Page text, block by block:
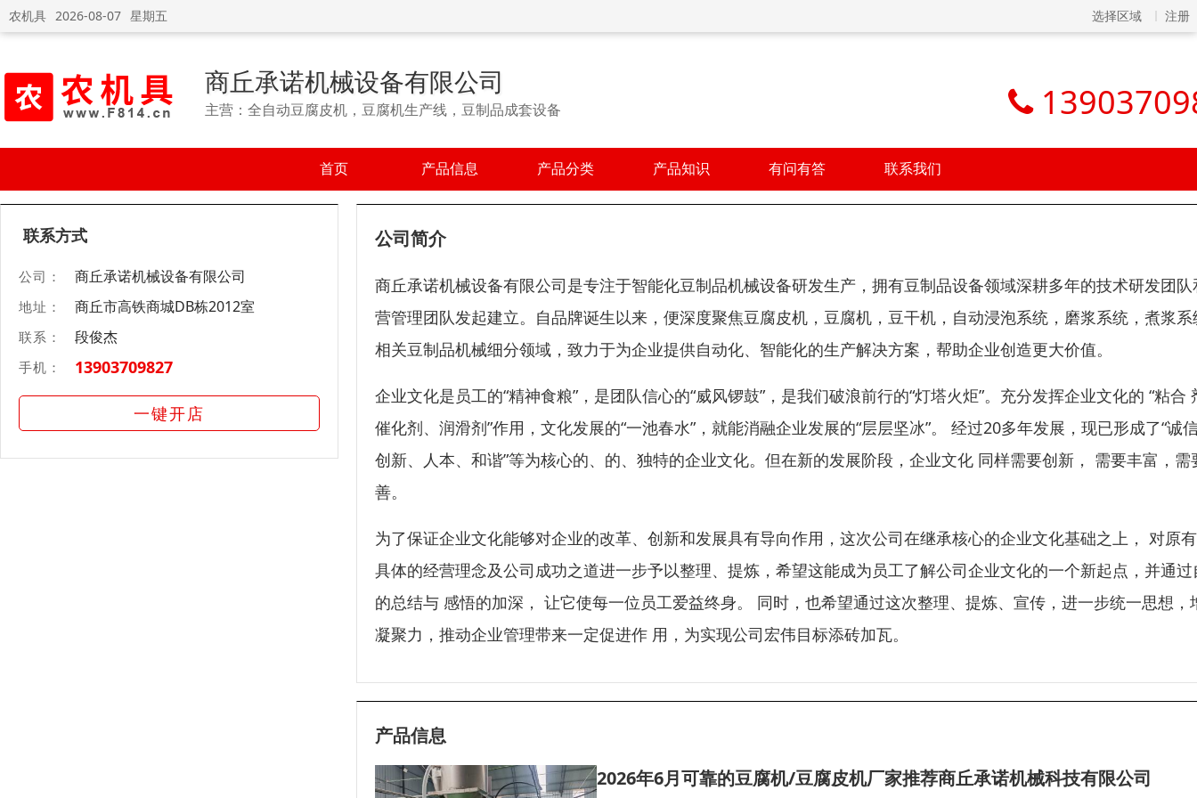
农机具 2026-08-07 星期五 选择区域 注册
商丘承诺机械设备有限公司
主营：全自动豆腐皮机，豆腐机生产线，豆制品成套设备
首页 产品信息 产品分类 产品知识 有问有答 联系我们
联系方式
公司： 商丘承诺机械设备有限公司
地址： 商丘市高铁商城DB栋2012室
联系： 段俊杰
手机： 13903709827
一键开店
公司简介
商丘承诺机械设备有限公司是专注于智能化豆制品机械设备研发生产，拥有豆制品设备领域深耕多年的技术研发团队
营管理团队发起建立。自品牌诞生以来，便深度聚焦豆腐皮机，豆腐机，豆干机，自动浸泡系统，磨浆系统，煮浆系
相关豆制品机械细分领域，致力于为企业提供自动化、智能化的生产解决方案，帮助企业创造更大价值。
企业文化是员工的“精神食粮”，是团队信心的“威风锣鼓”，是我们破浪前行的“灯塔火炬”。充分发挥企业文化的 “粘合
催化剂、润滑剂”作用，文化发展的“一池春水”，就能消融企业发展的“层层坚冰”。 经过20多年发展，现已形成了“诚
创新、人本、和谐”等为核心的、的、独特的企业文化。但在新的发展阶段，企业文化 同样需要创新， 需要丰富，需
善。
为了保证企业文化能够对企业的改革、创新和发展具有导向作用，这次公司在继承核心的企业文化基础之上， 对原
具体的经营理念及公司成功之道进一步予以整理、提炼，希望这能成为员工了解公司企业文化的一个新起点，并通过
的总结与 感悟的加深， 让它使每一位员工爱益终身。 同时，也希望通过这次整理、提炼、宣传，进一步统一思想，
凝聚力，推动企业管理带来一定促进作 用，为实现公司宏伟目标添砖加瓦。
产品信息
2026年6月可靠的豆腐机/豆腐皮机厂家推荐商丘承诺机械科技有限公司